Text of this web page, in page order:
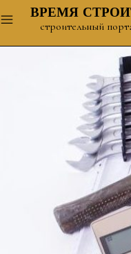
ВРЕМЯ
строительный